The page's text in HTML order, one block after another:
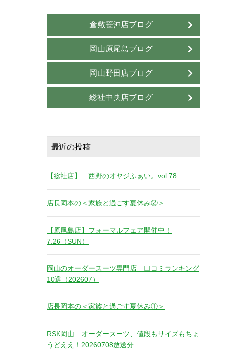
倉敷笹沖店ブログ
岡山原尾島ブログ
岡山野田店ブログ
総社中央店ブログ
最近の投稿
【総社店】 西野のオヤジふぁい。vol.78
店長岡本の＜家族と過ごす夏休み②＞
【原尾島店】フォーマルフェア開催中！
7.26（SUN）
岡山のオーダースーツ専門店 口コミランキング
10選（202607）
店長岡本の＜家族と過ごす夏休み①＞
RSK岡山 オーダースーツ、値段もサイズもちょ
うどええ！20260708放送分